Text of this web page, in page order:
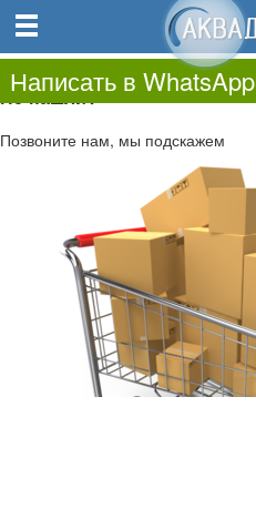
0.00
0
Не нашли?
Позвоните нам, мы подскажем
Написать в WhatsApp